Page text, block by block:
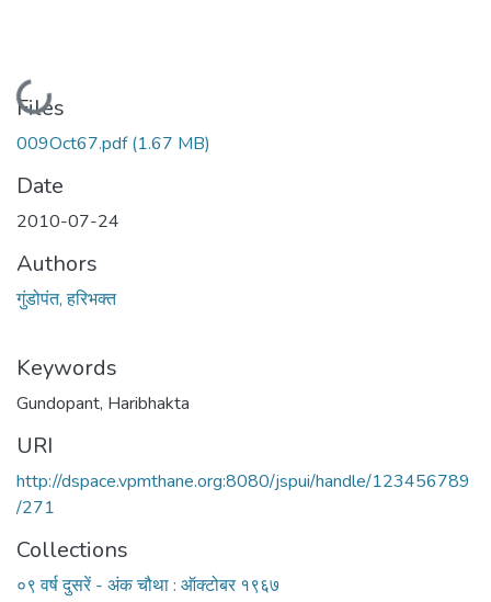
Loading...
Files
009Oct67.pdf(1.67 MB)
Date
2010-07-24
Authors
गुंडोपंत, हरिभक्‍त
Keywords
Gundopant, Haribhakta
URI
http://dspace.vpmthane.org:8080/jspui/handle/123456789
/271
Collections
०९ वर्ष दुसरें - अंक चौथा : ऑक्टोबर १९६७